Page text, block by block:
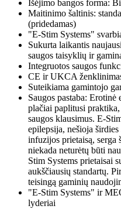
Išėjimo bangos forma:
Maitinimo šaltinis:
(pridedamas)
"E-Stim Systems"
Sukurta laikantis
saugos taisyklių ir
Integruotos saugos
CE ir UKCA
Suteikiama gamintojo
Saugos pastaba:
plačiai paplitusi
saugos klausimus. E-
epilepsija, nešioja
infuzijos prietaisą, serga
niekada neturėtų būti
Stim Systems prietaisai
aukščiausių standartų.
teisingą gaminių
"E-Stim Systems" ir
lyderiai